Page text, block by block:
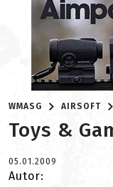
WMASG AIRSOFT
Toys &
05.01.2009
Autor: